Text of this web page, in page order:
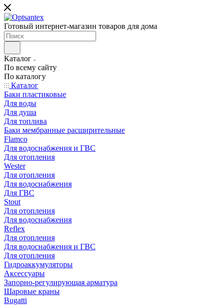
Готовый интернет-магазин товаров для дома
Каталог
По всему сайту
По каталогу
Каталог
Баки пластиковые
Для воды
Для душа
Для топлива
Баки мембранные расширительные
Flamco
Для водоснабжения и ГВС
Для отопления
Wester
Для отопления
Для водоснабжения
Для ГВС
Stout
Для отопления
Для водоснабжения
Reflex
Для отопления
Для водоснабжения и ГВС
Для отопления
Гидроаккумуляторы
Аксессуары
Запорно-регулирующая арматура
Шаровые краны
Bugatti